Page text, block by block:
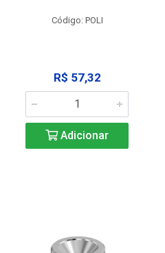
Código: POLI
R$ 57,32
Adicionar